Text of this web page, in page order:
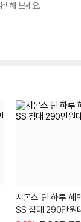
해 보세요.
시몬스 단 하루 혜
SS 침대 290만원